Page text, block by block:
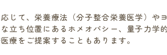
じて、栄養療法（分子整合栄養医学）や
立ち位置にあるホメオパシー、量子力学
療をご提案することもあります。